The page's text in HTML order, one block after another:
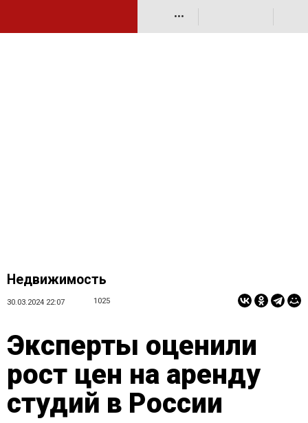
•••
Недвижимость
30.03.2024 22:07 1025
Эксперты оценили
рост цен на аренду
студий в России